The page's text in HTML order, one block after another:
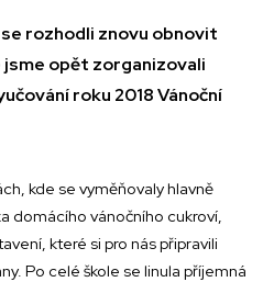
rozhodli znovu obnovit
jsme opět zorganizovali
roku 2018 Vánoční
kde se vyměňovaly hlavně
domácího vánočního cukroví,
které si pro nás připravili
Po celé škole se linula příjemná